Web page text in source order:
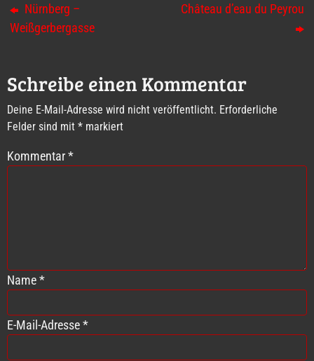
Nürnberg –
Weißgerbergasse
Château d’eau du Peyrou
Schreibe einen Kommentar
Deine E-Mail-Adresse wird nicht veröffentlicht. Erforderliche
Felder sind mit * markiert
Kommentar*
Name*
E-Mail-Adresse*